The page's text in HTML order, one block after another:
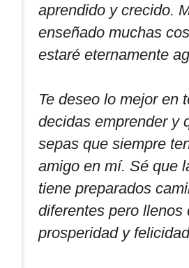
aprendido y crecido.
enseñado muchas
estaré eternamente
Te deseo lo mejor en
decidas emprender y
sepas que siempre
amigo en mí. Sé que
tiene preparados
diferentes pero llenos
prosperidad y